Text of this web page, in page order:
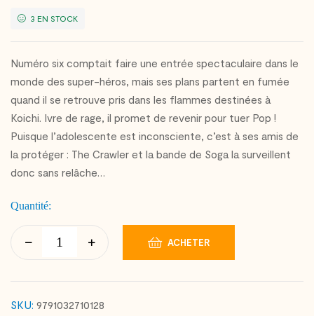
3 EN STOCK
Numéro six comptait faire une entrée spectaculaire dans le
monde des super-héros, mais ses plans partent en fumée
quand il se retrouve pris dans les flammes destinées à
Koichi. Ivre de rage, il promet de revenir pour tuer Pop !
Puisque l’adolescente est inconsciente, c’est à ses amis de
la protéger : The Crawler et la bande de Soga la surveillent
donc sans relâche…
Quantité:
ACHETER
SKU: 9791032710128